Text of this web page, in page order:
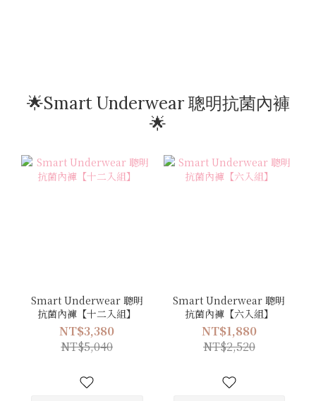
🌟Smart Underwear 聰明抗菌內褲
🌟
Smart Underwear 聰明
抗菌內褲【十二入組】
NT$3,380
NT$5,040
Smart Underwear 聰明
抗菌內褲【六入組】
NT$1,880
NT$2,520